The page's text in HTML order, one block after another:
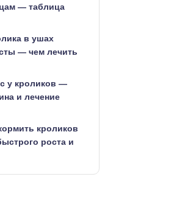
— таблица
в ушах
— чем лечить
у кроликов —
и лечение
кроликов
роста и